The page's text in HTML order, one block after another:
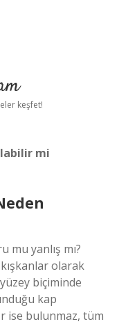
keşfet!
mi
mu yanlış mı?
olarak
yüzey biçiminde
kap
ise bulunmaz, tüm